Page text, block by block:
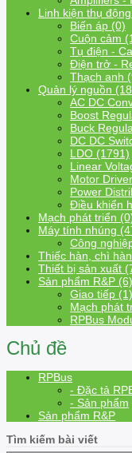
Linh kiện thụ
Biến áp (0)
Cuộn cảm
Tụ điện -
Điện trở -
Thạch anh
Quản lý nguồn
AC DC
Boost
Buck
DC DC
LDO (1791)
Linear
Motor
Power
Điều khiển
Mạch phát triển
Máy tính nhúng
Công
Thiếc hàn, chì
Thiết bị sản xuất
Sản phẩm R&P (6)
Giao tiếp (1)
Mạch phát
RPBus
Chủ đề
RPBus
- Đặc tả
- Sản phẩm
Sản phẩm R&P
Tìm kiếm bài viết